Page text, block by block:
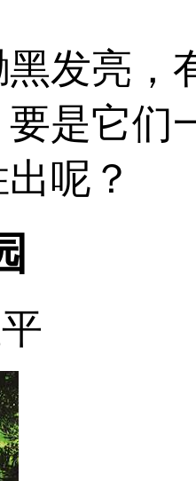
发亮，
是它们
呢？